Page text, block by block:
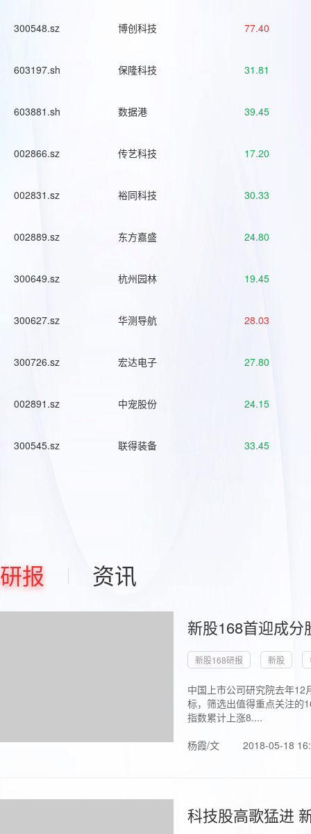
300548.sz 博创科技 77.40
603197.sh 保隆科技 31.81
603881.sh 数据港 39.45
002866.sz 传艺科技 17.20
002831.sz 裕同科技 30.33
002889.sz 东方嘉盛 24.80
300649.sz 杭州园林 19.45
300627.sz 华测导航 28.03
300726.sz 宏达电子 27.80
002891.sz 中宠股份 24.15
300545.sz 联得装备 33.45
研报 资讯
新股168首迎成
新股168研报 新股
中国上市公司研究院去年
标，筛选出值得重点关注的
指数累计上涨8....
杨霞/文
2018-05-18
科技股高歌猛进